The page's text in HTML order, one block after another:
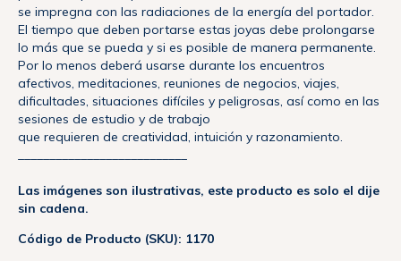
se impregna con las radiaciones de la energía del portador.
El tiempo que deben portarse estas joyas debe prolongarse
lo más que se pueda y si es posible de manera permanente.
Por lo menos deberá usarse durante los encuentros
afectivos, meditaciones, reuniones de negocios, viajes,
dificultades, situaciones difíciles y peligrosas, así como en las
sesiones de estudio y de trabajo
que requieren de creatividad, intuición y razonamiento.
Las imágenes son ilustrativas, este producto es solo el dije
sin cadena.
Código de Producto (SKU): 1170